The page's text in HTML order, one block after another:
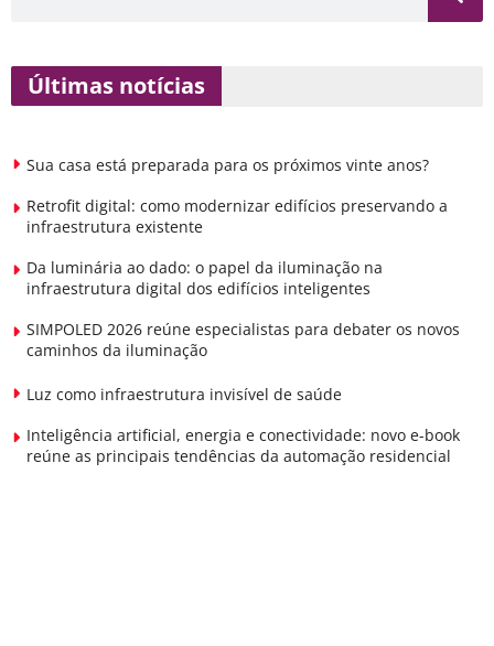
Últimas notícias
Sua casa está preparada para os próximos vinte anos?
Retrofit digital: como modernizar edifícios preservando a
infraestrutura existente
Da luminária ao dado: o papel da iluminação na
infraestrutura digital dos edifícios inteligentes
SIMPOLED 2026 reúne especialistas para debater os novos
caminhos da iluminação
Luz como infraestrutura invisível de saúde
Inteligência artificial, energia e conectividade: novo e-book
reúne as principais tendências da automação residencial